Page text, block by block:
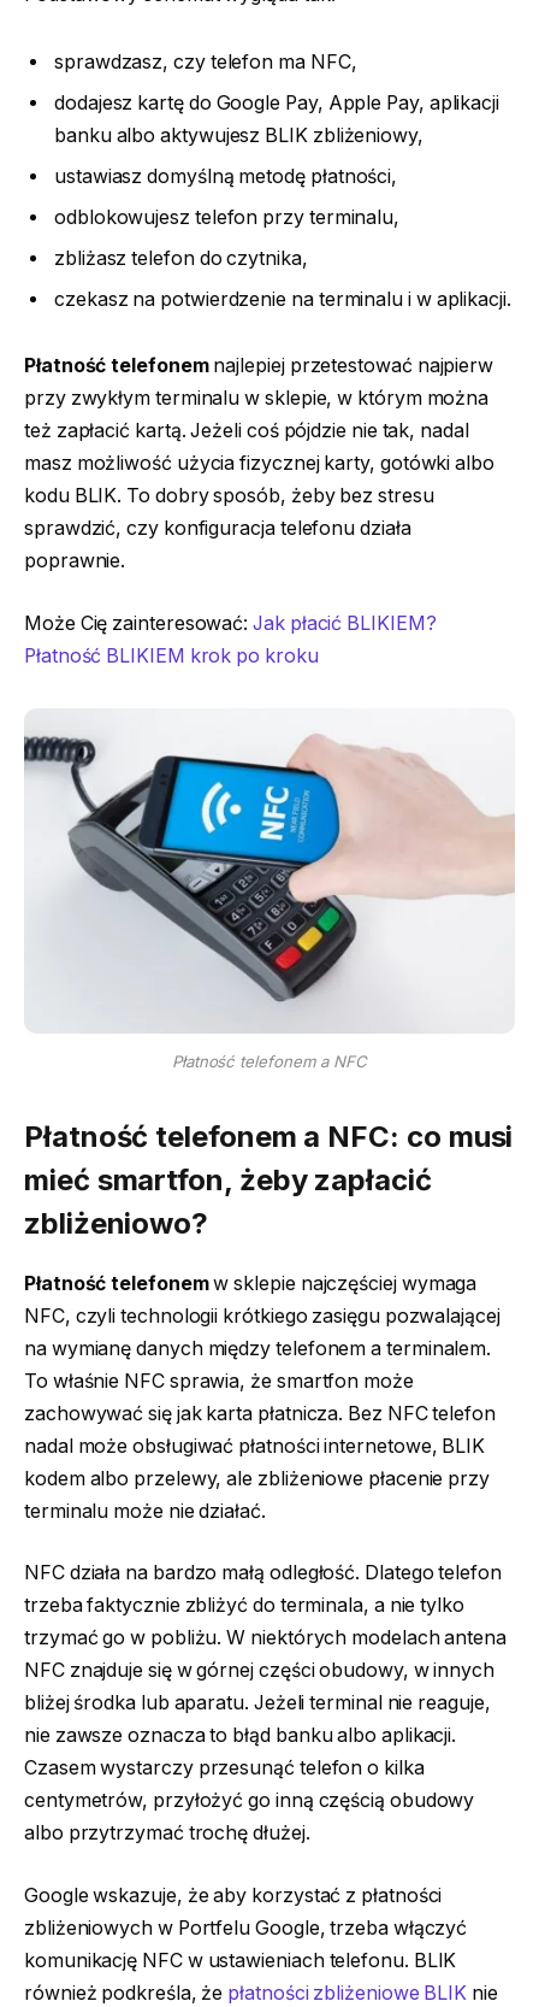
sprawdzasz, czy telefon ma NFC,
dodajesz kartę do Google Pay, Apple Pay, aplikacji
banku albo aktywujesz BLIK zbliżeniowy,
ustawiasz domyślną metodę płatności,
odblokowujesz telefon przy terminalu,
zbliżasz telefon do czytnika,
czekasz na potwierdzenie na terminalu i w aplikacji.
Płatność telefonemnajlepiej przetestować najpierw
przy zwykłym terminalu w sklepie, w którym można
też zapłacić kartą. Jeżeli coś pójdzie nie tak, nadal
masz możliwość użycia fizycznej karty, gotówki albo
kodu BLIK. To dobry sposób, żeby bez stresu
sprawdzić, czy konfiguracja telefonu działa
poprawnie.
Może Cię zainteresować:Jak płacić BLIKIEM?
Płatność BLIKIEM krok po kroku
Płatność telefonem a NFC
Płatność telefonem a NFC: co musi
mieć smartfon, żeby zapłacić
zbliżeniowo?
Płatność telefonemw sklepie najczęściej wymaga
NFC, czyli technologii krótkiego zasięgu pozwalającej
na wymianę danych między telefonem a terminalem.
To właśnie NFC sprawia, że smartfon może
zachowywać się jak karta płatnicza. Bez NFC telefon
nadal może obsługiwać płatności internetowe, BLIK
kodem albo przelewy, ale zbliżeniowe płacenie przy
terminalu może nie działać.
NFC działa na bardzo małą odległość. Dlatego telefon
trzeba faktycznie zbliżyć do terminala, a nie tylko
trzymać go w pobliżu. W niektórych modelach antena
NFC znajduje się w górnej części obudowy, w innych
bliżej środka lub aparatu. Jeżeli terminal nie reaguje,
nie zawsze oznacza to błąd banku albo aplikacji.
Czasem wystarczy przesunąć telefon o kilka
centymetrów, przyłożyć go inną częścią obudowy
albo przytrzymać trochę dłużej.
Google wskazuje, że aby korzystać z płatności
zbliżeniowych w Portfelu Google, trzeba włączyć
komunikację NFC w ustawieniach telefonu. BLIK
również podkreśla, że płatności zbliżeniowe BLIK nie